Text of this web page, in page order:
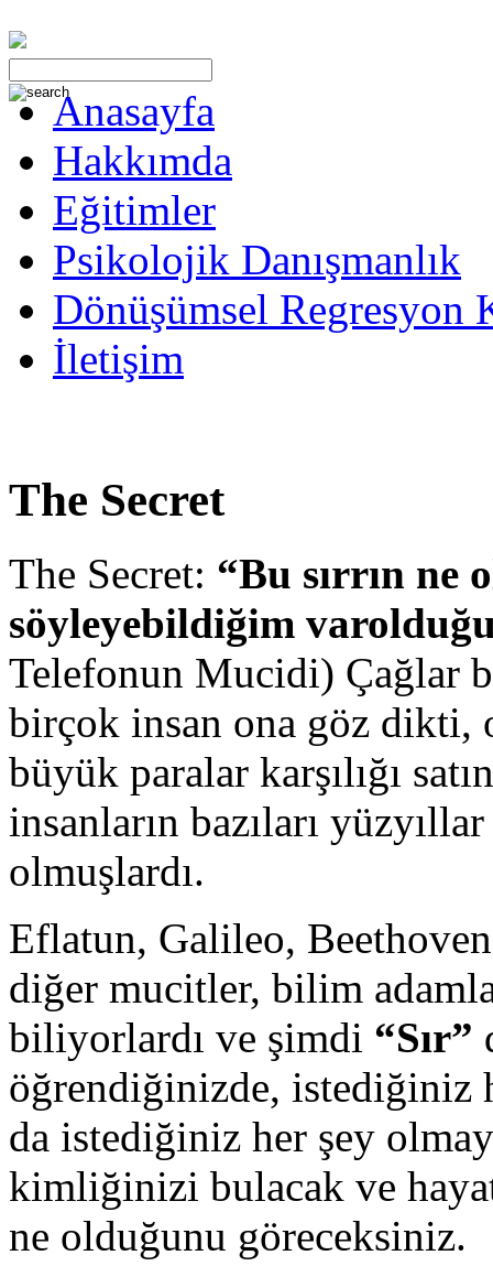
Anasayfa
Hakkımda
Eğitimler
Psikolojik Danışmanlık
Dönüşümsel Regresyon
İletişim
The Secret
The Secret: “Bu sırrın ne
söyleyebildiğim
Telefonun Mucidi) Çağlar
birçok insan ona göz dikti,
büyük paralar karşılığı
insanların bazıları
olmuşlardı.
Eflatun, Galileo,
diğer mucitler, bilim
biliyorlardı ve şimdi “Sır”
öğrendiğinizde, istediğiniz
da istediğiniz her şey
kimliğinizi bulacak ve
ne olduğunu göreceksiniz.